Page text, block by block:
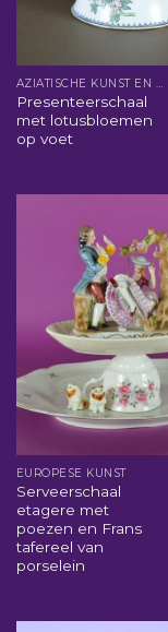
Presenteerschaal
met lotusbloemen
op voet
EUROPESE KUNST
Serveerschaal
etagere met
poezen en Frans
tafereel van
porselein